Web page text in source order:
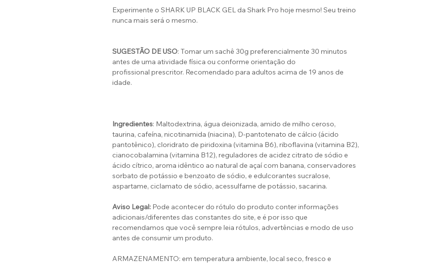
Experimente o SHARK UP BLACK GEL da Shark Pro hoje mesmo! Seu treino
nunca mais será o mesmo.
SUGESTÃO DE USO: Tomar um sachê 30g preferencialmente 30 minutos
antes de uma atividade física ou conforme orientação do
profissional prescritor. Recomendado para adultos acima de 19 anos de
idade.
Ingredientes: Maltodextrina, água deionizada, amido de milho ceroso,
taurina, cafeína, nicotinamida (niacina), D-pantotenato de cálcio (ácido
pantotênico), cloridrato de piridoxina (vitamina B6), riboflavina (vitamina B2),
cianocobalamina (vitamina B12), reguladores de acidez citrato de sódio e
ácido cítrico, aroma idêntico ao natural de açaí com banana, conservadores
sorbato de potássio e benzoato de sódio, e edulcorantes sucralose,
aspartame, ciclamato de sódio, acessulfame de potássio, sacarina.
Aviso Legal: Pode acontecer do rótulo do produto conter informações
adicionais/diferentes das constantes do site, e é por isso que
recomendamos que você sempre leia rótulos, advertências e modo de uso
antes de consumir um produto.
ARMAZENAMENTO: em temperatura ambiente, local seco, fresco e